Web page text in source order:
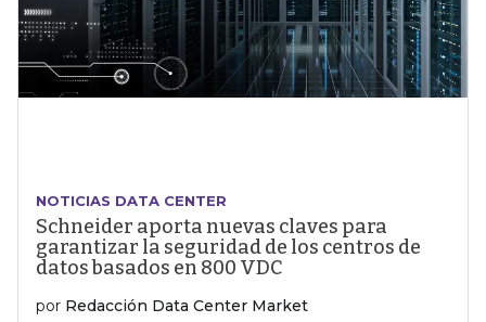
NOTICIAS DATA CENTER
Schneider aporta nuevas claves para
garantizar la seguridad de los centros de
datos basados en 800 VDC
por Redacción Data Center Market